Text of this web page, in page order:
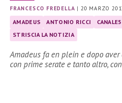
FRANCESCO FREDELLA | 20 MARZO
AMADEUS ANTONIO RICCI CANALE5
STRISCIA LA NOTIZIA
Amadeus fa en plein e dopo
con prime serate e tanto altro,